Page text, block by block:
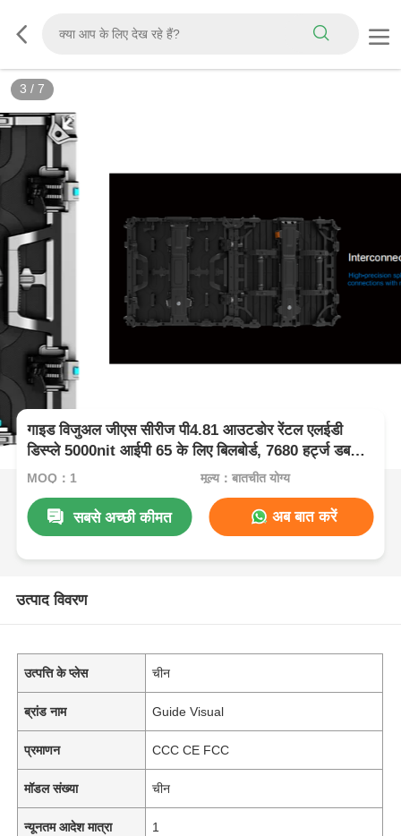
3 / 7
गाइड विजुअल जीएस सीरीज पी4.81 आउटडोर रेंटल एलईडी
डिस्प्ले 5000nit आईपी 65 के लिए बिलबोर्ड, 7680 हर्ट्ज डबल
बैकअप
MOQ：1 मूल्य：बातचीत योग्य
सबसे अच्छी कीमत अब बात करें
उत्पाद विवरण
उत्पत्ति के प्लेस चीन
ब्रांड नाम Guide Visual
प्रमाणन CCC CE FCC
मॉडल संख्या चीन
न्यूनतम आदेश मात्रा 1